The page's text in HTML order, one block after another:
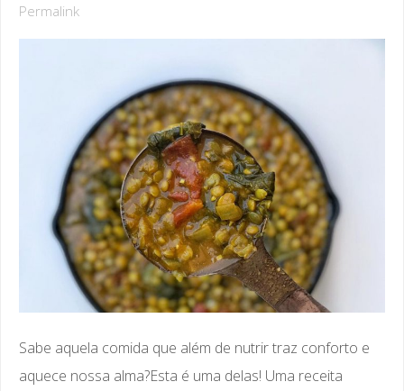
Permalink
Sabe aquela comida que além de nutrir traz conforto e
aquece nossa alma?Esta é uma delas! Uma receita